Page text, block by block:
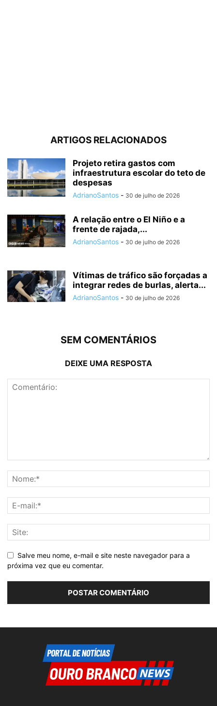
ARTIGOS RELACIONADOS
Projeto retira gastos com
infraestrutura escolar do teto de
despesas
AdrianoSantos - 30 de julho de 2026
A relação entre o El Niño e a
frente de rajada,...
AdrianoSantos - 30 de julho de 2026
Vítimas de tráfico são forçadas a
integrar redes de burlas, alerta...
AdrianoSantos - 30 de julho de 2026
SEM COMENTÁRIOS
DEIXE UMA RESPOSTA
Salve meu nome, e-mail e site neste navegador para a
próxima vez que eu comentar.